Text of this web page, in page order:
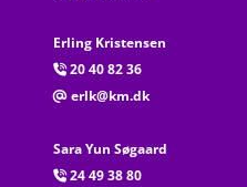
Erling Kristensen
 20 40 82 36
@ erlk@km.dk
Sara Yun Søgaard
24 49 38 80